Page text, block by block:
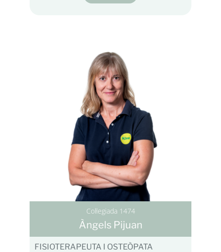
Col·legiada 1474
Àngels Pijuan
FISIOTERAPEUTA I OSTEÒPATA